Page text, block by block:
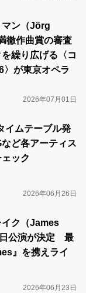
マン（Jörg
徹作曲賞の審査
繰り広げる〈コ
〉が東京オペラ
2026年07月01日
イムテーブル発
ど各アーティス
ック
2026年06月26日
イク（James
公演が決定 最
』を携えライ
2026年06月23日